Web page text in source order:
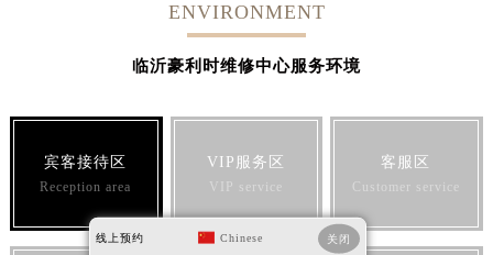
ENVIRONMENT
临沂豪利时维修中心服务环境
宾客接待区
Reception area
VIP服务区
VIP service
客服区
Customer service
线上预约 Chinese 关闭